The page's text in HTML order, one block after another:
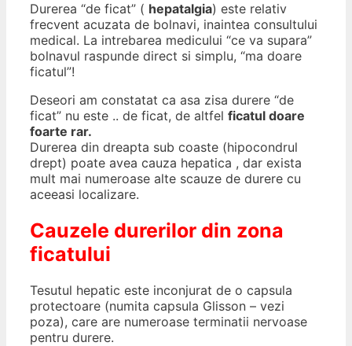
Durerea “de ficat” ( hepatalgia) este relativ
frecvent acuzata de bolnavi, inaintea consultului
medical. La intrebarea medicului “ce va supara”
bolnavul raspunde direct si simplu, “ma doare
ficatul”!
Deseori am constatat ca asa zisa durere “de
ficat” nu este .. de ficat, de altfel ficatul doare
foarte rar.
Durerea din dreapta sub coaste (hipocondrul
drept) poate avea cauza hepatica , dar exista
mult mai numeroase alte scauze de durere cu
aceeasi localizare.
Cauzele durerilor din zona
ficatului
Tesutul hepatic este inconjurat de o capsula
protectoare (numita capsula Glisson – vezi
poza), care are numeroase terminatii nervoase
pentru durere.